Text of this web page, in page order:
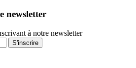
newsletter
à notre newsletter
S'inscrire